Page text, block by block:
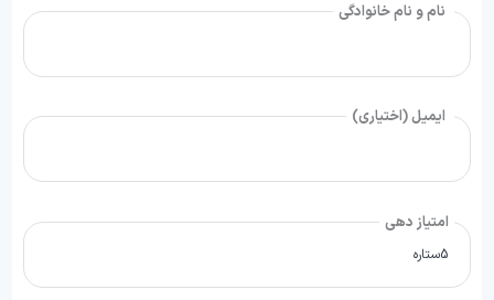
نام و نام خانوادگی
ایمیل (اختیاری)
امتیاز دهی